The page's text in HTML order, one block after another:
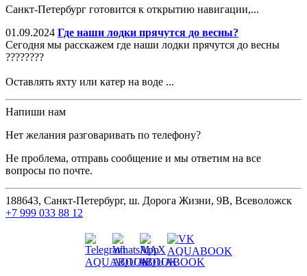
Санкт-Петербург готовится к открытию навигации,...
01.09.2024 Где наши лодки прячутся до весны?
Сегодня мы расскажем где наши лодки прячутся до весны
????????
Оставлять яхту или катер на воде ...
Напиши нам
Нет желания разговаривать по телефону?
Не проблема, отправь сообщение и мы ответим на все
вопросы по почте.
188643, Санкт-Петербург, ш. Дорога Жизни, 9В, Всеволожск
+7 999 033 88 12